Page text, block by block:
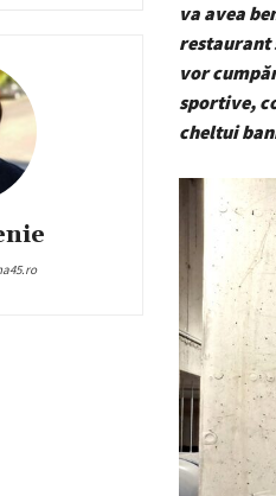
va avea
restaurant
vor
sportive,
cheltui